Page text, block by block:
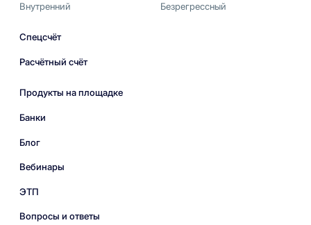
Внутренний
Безрегрессный
Спецсчёт
Расчётный счёт
Продукты на площадке
Банки
Блог
Вебинары
ЭТП
Вопросы и ответы